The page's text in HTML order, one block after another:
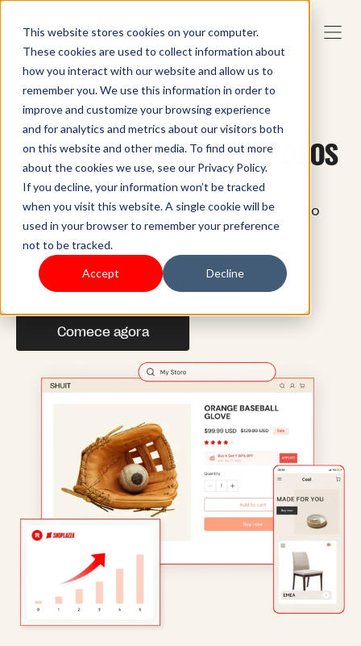
This website stores cookies on your computer.
These cookies are used to collect information about
how you interact with our website and allow us to
remember you. We use this information in order to
improve and customize your browsing experience
and for analytics and metrics about our visitors both
on this website and other media. To find out more
about the cookies we use, see our Privacy Policy.
If you decline, your information won’t be tracked
when you visit this website. A single cookie will be
used in your browser to remember your preference
not to be tracked.
Accept Decline
TORNANDO O COMÉRCIO
ELETRÔNICO FÁCIL PARA TODOS
Venda mais produtos, reduza custos e
aumente suas receitas sem esforço usando
nossas soluções avançadas de comércio
eletrônico para todos os tamanhos de
empresas.
Comece agora